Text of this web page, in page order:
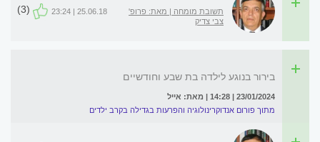
תשובת מומחה | מאת: פרופ'
צבי צדיק
25.06.18 | 23:24
(3)
בירור בנוגע לילדה בת שבע וחודשיים
23/01/2024 | 14:28 | מאת: אייל
מתוך פורום אנדוקרינולוגיה והפרעות בגדילה בקרב ילדים